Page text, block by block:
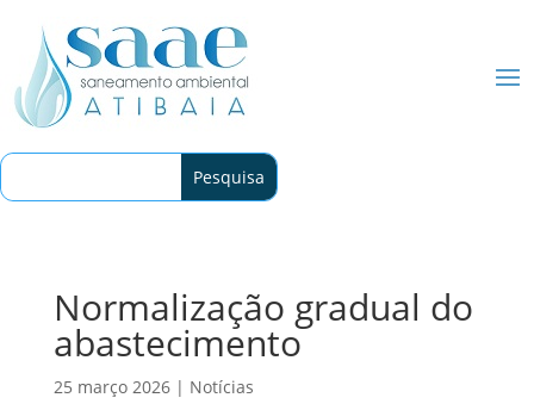
Normalização gradual do
abastecimento
25 março 2026| Notícias